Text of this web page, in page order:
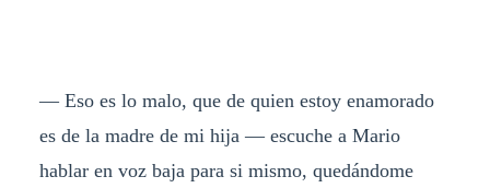
— Eso es lo malo, que de quien estoy enamorado
es de la madre de mi hija — escuche a Mario
hablar en voz baja para si mismo, quedándome